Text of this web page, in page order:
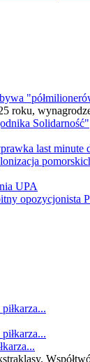
roku,
Solidarność"
last minute
UPA
opozycjonista